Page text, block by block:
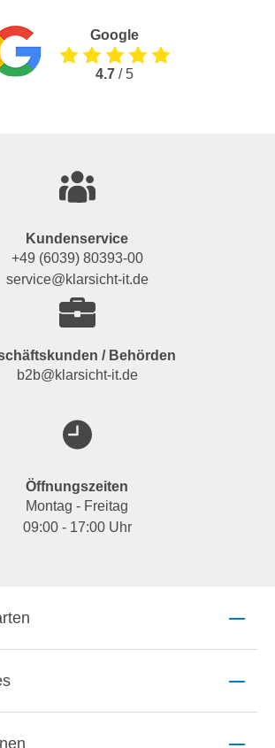
Google
4.7 / 5
Kundenservice
+49 (6039) 80393-00
service@klarsicht-it.de
/ Behörden
b2b@klarsicht-it.de
Öffnungszeiten
Montag - Freitag
09:00 - 17:00 Uhr